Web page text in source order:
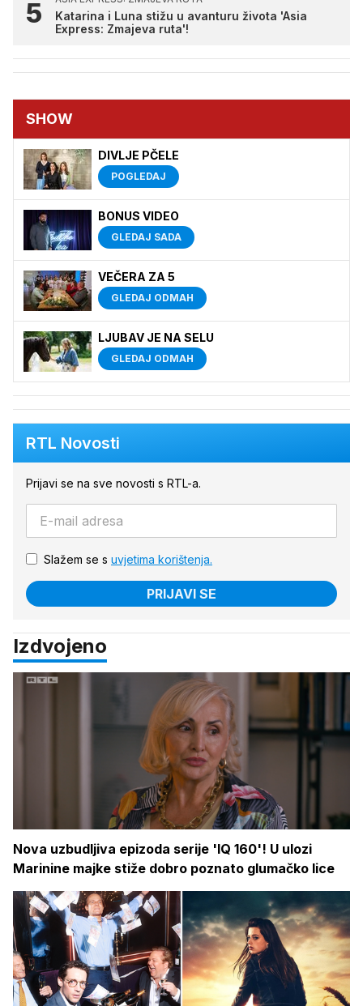
Katarina i Luna stižu u avanturu života 'Asia
Express: Zmajeva ruta'!
SHOW
DIVLJE PČELE
POGLEDAJ
BONUS VIDEO
GLEDAJ SADA
VEČERA ZA 5
GLEDAJ ODMAH
LJUBAV JE NA SELU
GLEDAJ ODMAH
RTL Novosti
Prijavi se na sve novosti s RTL-a.
Slažem se s uvjetima korištenja.
PRIJAVI SE
Izdvojeno
Nova uzbudljiva epizoda serije 'IQ 160'! U ulozi
Marinine majke stiže dobro poznato glumačko lice